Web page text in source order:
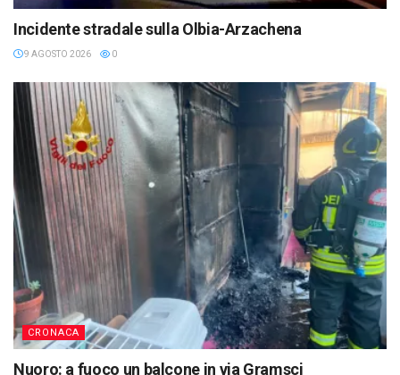
Incidente stradale sulla Olbia-Arzachena
9 AGOSTO 2026 0
CRONACA
Nuoro: a fuoco un balcone in via Gramsci